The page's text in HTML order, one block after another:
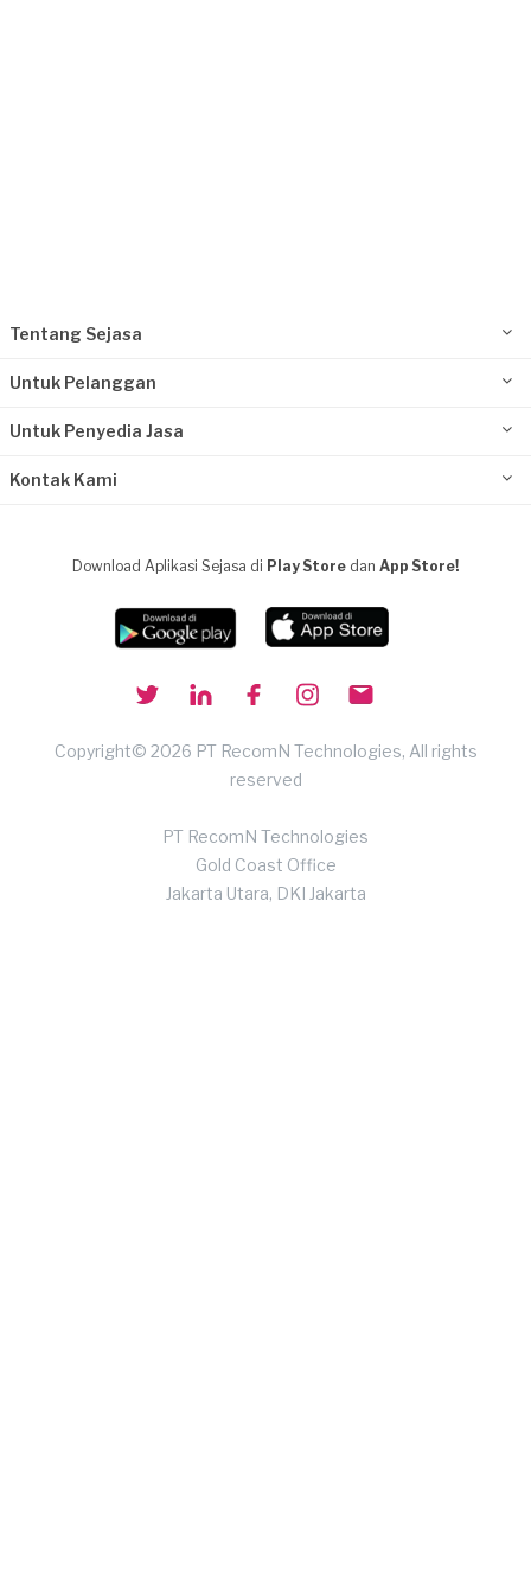
Tentang Sejasa
Untuk Pelanggan
Untuk Penyedia Jasa
Kontak Kami
Download Aplikasi Sejasa di Play Store dan App Store!
Copyright© 2026 PT RecomN Technologies, All rights
reserved
PT RecomN Technologies
Gold Coast Office
Jakarta Utara, DKI Jakarta